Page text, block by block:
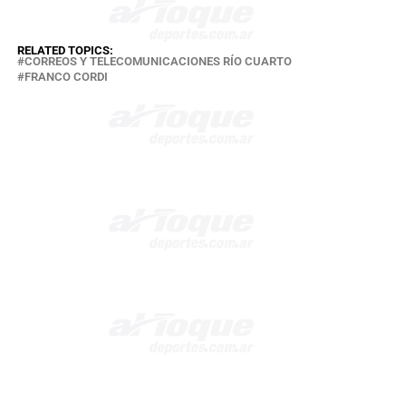
RELATED TOPICS:
CORREOS Y TELECOMUNICACIONES RÍO CUARTO
FRANCO CORDI